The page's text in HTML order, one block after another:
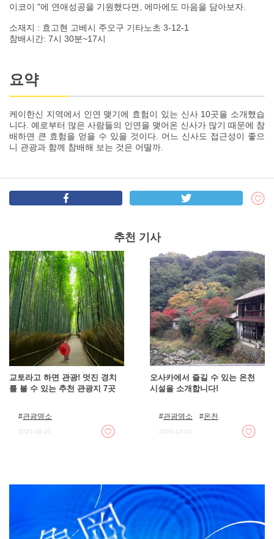
이코이 "에 연애성공을 기원했다면, 에마에도 마음을 담아보자.
소재지 : 효고현 고베시 주오구 기타노초 3-12-1
참배시간: 7시 30분~17시
요약
케이한신 지역에서 인연 맺기에 효험이 있는 신사 10곳을 소개했습
니다. 예로부터 많은 사람들의 인연을 맺어온 신사가 많기 때문에 참
배하면 큰 효험을 얻을 수 있을 것이다. 어느 신사도 접근성이 좋으
니 관광과 함께 참배해 보는 것은 어떨까.
추천 기사
교토라고 하면 관광! 멋진 경치
를 볼 수 있는 추천 관광지 7곳
관광명소
2021-06-25
오사카에서 즐길 수 있는 온천
시설을 소개합니다!
관광명소 온천
2024-12-10